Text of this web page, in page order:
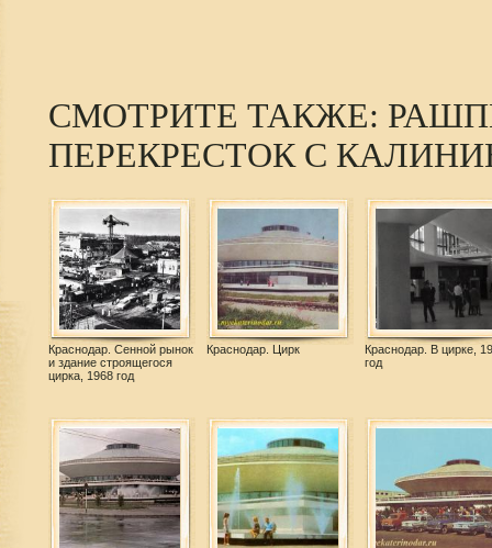
СМОТРИТЕ ТАКЖЕ:
ПЕРЕКРЕСТОК С
Краснодар. Сенной рынок
и здание строящегося
цирка, 1968 год
Краснодар. Цирк
Краснодар. В цирке,
год